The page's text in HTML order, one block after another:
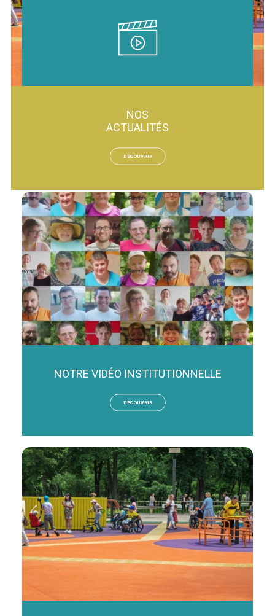
NOS
ACTUALITÉS
DÉCOUVRIR
cette rubrique.
NOTRE VIDÉO INSTITUTIONNELLE
DÉCOUVRIR